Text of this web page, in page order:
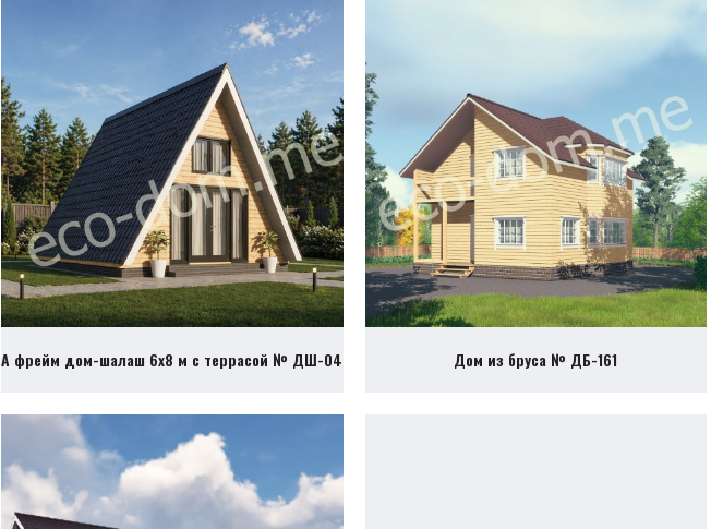
А фрейм дом-шалаш 6х8 м с террасой № ДШ-04 Дом из бруса № ДБ-161